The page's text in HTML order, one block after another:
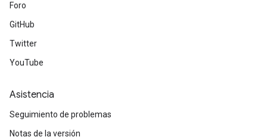
Foro
GitHub
Twitter
YouTube
Asistencia
Seguimiento de problemas
Notas de la versión